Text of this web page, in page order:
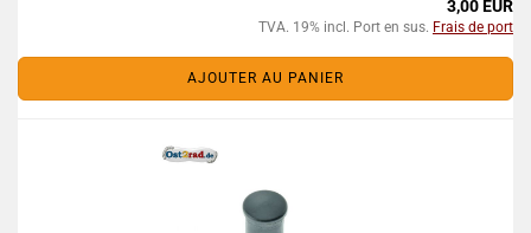
3,00 EUR
TVA. 19% incl. Port en sus. Frais de port
AJOUTER AU PANIER